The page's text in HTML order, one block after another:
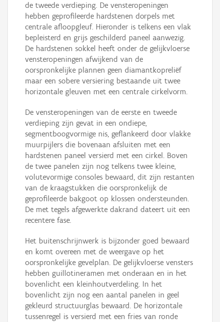
de tweede verdieping. De vensteropeningen
hebben geprofileerde hardstenen dorpels met
centrale afloopgleuf. Hieronder is telkens een vlak
bepleisterd en grijs geschilderd paneel aanwezig.
De hardstenen sokkel heeft onder de gelijkvloerse
vensteropeningen afwijkend van de
oorspronkelijke plannen geen diamantkopreliëf
maar een sobere versiering bestaande uit twee
horizontale gleuven met een centrale cirkelvorm.
De vensteropeningen van de eerste en tweede
verdieping zijn gevat in een ondiepe,
segmentboogvormige nis, geflankeerd door vlakke
muurpijlers die bovenaan afsluiten met een
hardstenen paneel versierd met een cirkel. Boven
de twee panelen zijn nog telkens twee kleine,
volutevormige consoles bewaard, dit zijn restanten
van de kraagstukken die oorspronkelijk de
geprofileerde bakgoot op klossen ondersteunden.
De met tegels afgewerkte dakrand dateert uit een
recentere fase.
Het buitenschrijnwerk is bijzonder goed bewaard
en komt overeen met de weergave op het
oorspronkelijke gevelplan. De gelijkvloerse vensters
hebben guillotineramen met onderaan en in het
bovenlicht een kleinhoutverdeling. In het
bovenlicht zijn nog een aantal panelen in geel
gekleurd structuurglas bewaard. De horizontale
tussenregel is versierd met een fries van ronde